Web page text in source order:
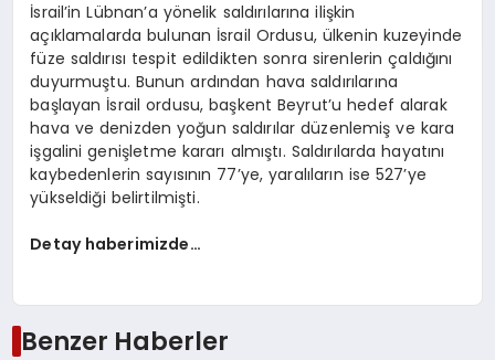
İsrail’in Lübnan’a yönelik saldırılarına ilişkin
açıklamalarda bulunan İsrail Ordusu, ülkenin kuzeyinde
füze saldırısı tespit edildikten sonra sirenlerin çaldığını
duyurmuştu. Bunun ardından hava saldırılarına
başlayan İsrail ordusu, başkent Beyrut’u hedef alarak
hava ve denizden yoğun saldırılar düzenlemiş ve kara
işgalini genişletme kararı almıştı. Saldırılarda hayatını
kaybedenlerin sayısının 77’ye, yaralıların ise 527’ye
yükseldiği belirtilmişti.
Detay haberimizde…
Benzer Haberler